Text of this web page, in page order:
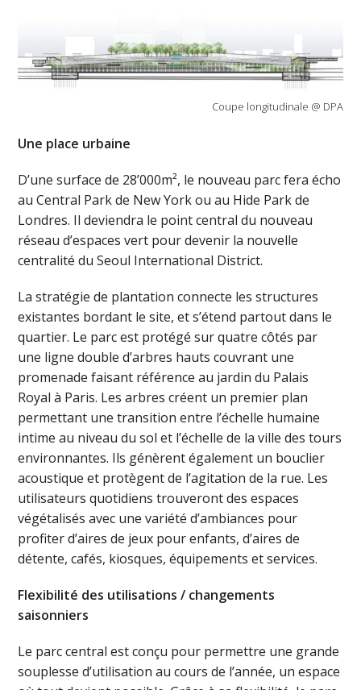
Coupe longitudinale @ DPA
Une place urbaine
D’une surface de 28’000m², le nouveau parc fera écho
au Central Park de New York ou au Hide Park de
Londres. Il deviendra le point central du nouveau
réseau d’espaces vert pour devenir la nouvelle
centralité du Seoul International District.
La stratégie de plantation connecte les structures
existantes bordant le site, et s’étend partout dans le
quartier. Le parc est protégé sur quatre côtés par
une ligne double d’arbres hauts couvrant une
promenade faisant référence au jardin du Palais
Royal à Paris. Les arbres créent un premier plan
permettant une transition entre l’échelle humaine
intime au niveau du sol et l’échelle de la ville des tours
environnantes. Ils génèrent également un bouclier
acoustique et protègent de l’agitation de la rue. Les
utilisateurs quotidiens trouveront des espaces
végétalisés avec une variété d’ambiances pour
profiter d’aires de jeux pour enfants, d’aires de
détente, cafés, kiosques, équipements et services.
Flexibilité des utilisations / changements
saisonniers
Le parc central est conçu pour permettre une grande
souplesse d’utilisation au cours de l’année, un espace